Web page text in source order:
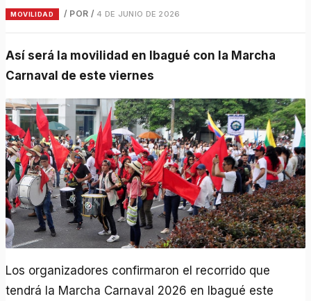
MOVILIDAD / POR / 4 DE JUNIO DE 2026
Así será la movilidad en Ibagué con la Marcha
Carnaval de este viernes
Los organizadores confirmaron el recorrido que
tendrá la Marcha Carnaval 2026 en Ibagué este